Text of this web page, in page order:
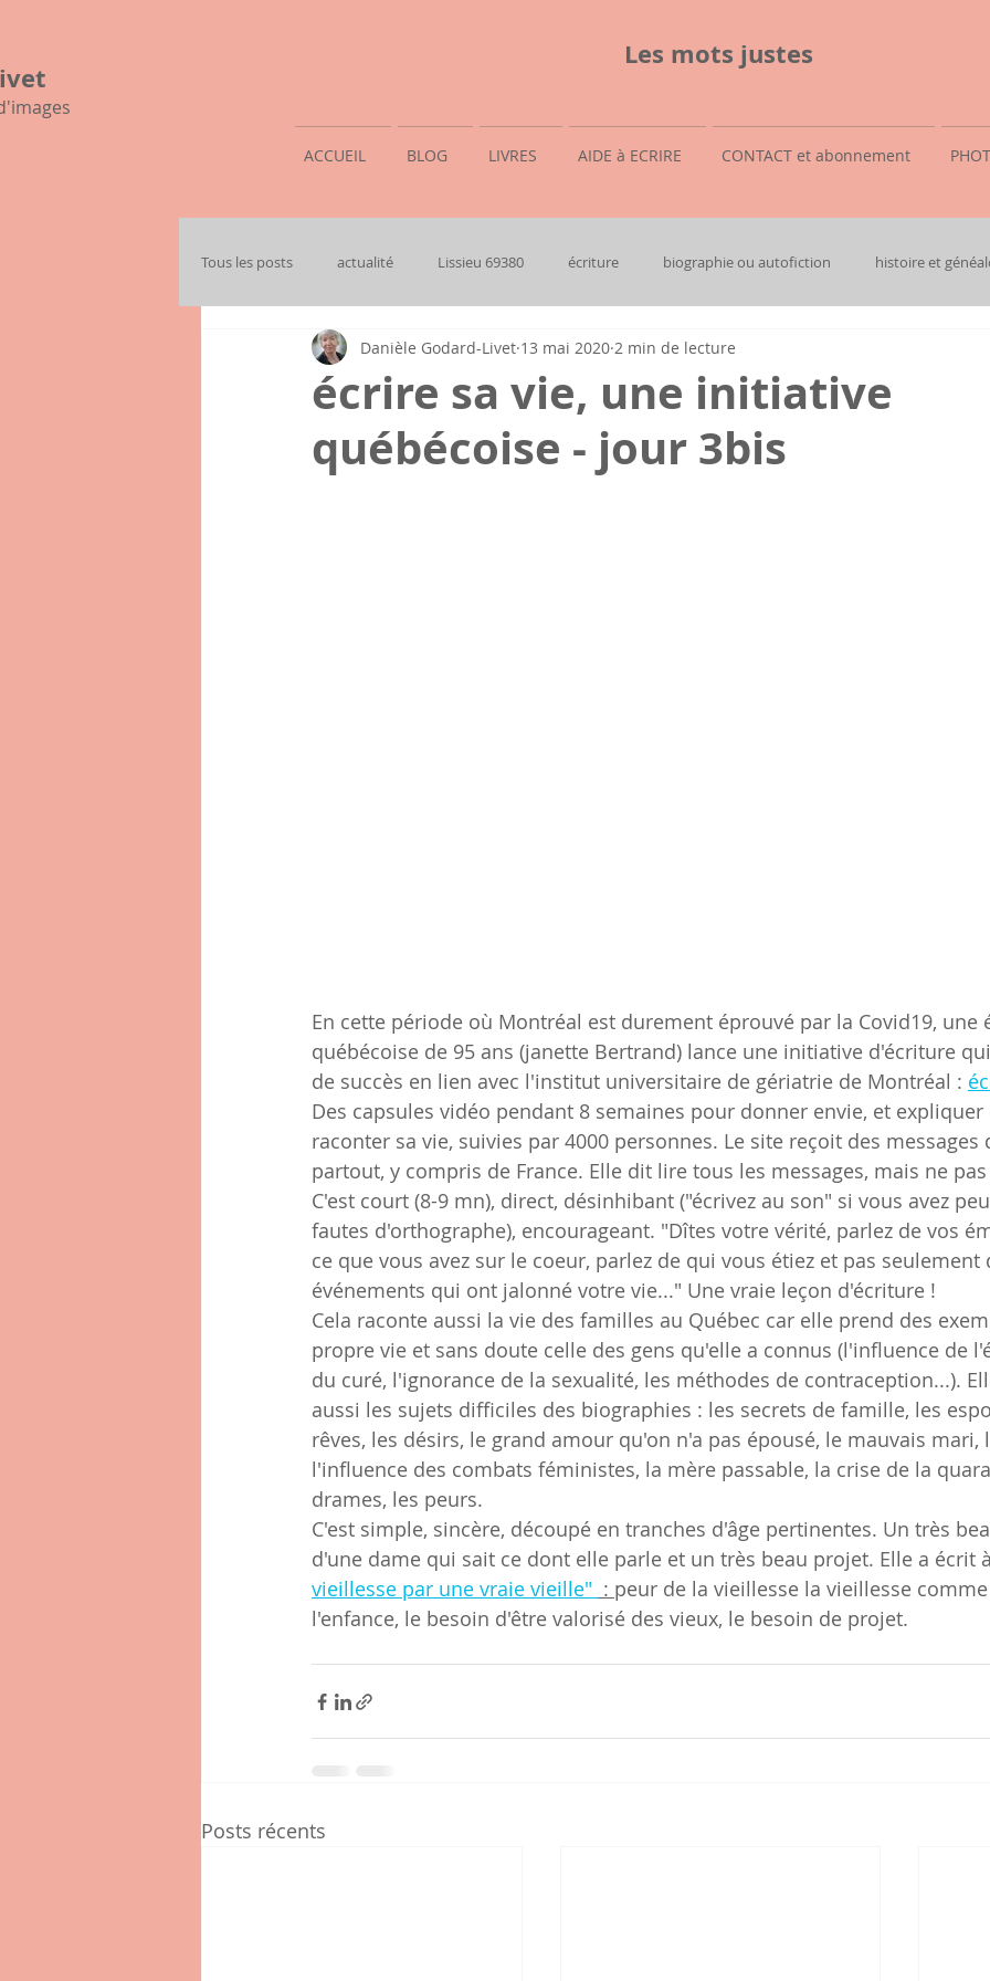
Les mots justes
ACCUEIL BLOG LIVRES AIDE à ECRIRE CONTACT et abonnement
Tous les posts actualité Lissieu 69380 écriture biographie ou autofiction histoire et
mon histoire familiale
écrire sa vie, une initiative
québécoise - jour 3bis
Danièle Godard-Livet 13 mai 2020 2 min de lecture
En cette période où Montréal est durement éprouvé par la Covid19, une
québécoise de 95 ans (janette Bertrand) lance une initiative d'écriture
de succès en lien avec l'institut universitaire de gériatrie de Montréal :
Des capsules vidéo pendant 8 semaines pour donner envie, et
raconter sa vie, suivies par 4000 personnes. Le site reçoit des messages
partout, y compris de France. Elle dit lire tous les messages, mais ne
C'est court (8-9 mn), direct, désinhibant ("écrivez au son" si vous avez
fautes d'orthographe), encourageant. "Dîtes votre vérité, parlez de vos
ce que vous avez sur le coeur, parlez de qui vous étiez et pas seulement
événements qui ont jalonné votre vie..." Une vraie leçon d'écriture !
Cela raconte aussi la vie des familles au Québec car elle prend des
propre vie et sans doute celle des gens qu'elle a connus (l'influence de
du curé, l'ignorance de la sexualité, les méthodes de contraception...).
aussi les sujets difficiles des biographies : les secrets de famille, les
rêves, les désirs, le grand amour qu'on n'a pas épousé, le mauvais mari,
l'influence des combats féministes, la mère passable, la crise de la
drames, les peurs.
C'est simple, sincère, découpé en tranches d'âge pertinentes. Un très
d'une dame qui sait ce dont elle parle et un très beau projet. Elle a écrit
vieillesse par une vraie vieille" : peur de la vieillesse la vieillesse
l'enfance, le besoin d'être valorisé des vieux, le besoin de projet.
Posts récents